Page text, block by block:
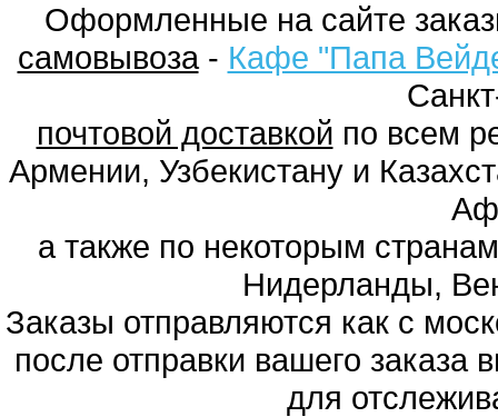
Оформленные на сайте
самовывоза- Кафе "Папа
почтовой доставкой по всем
Армении, Узбекистану и
а также по некоторым
Нидерланды,
Заказы отправляются как с
после отправки вашего заказа
для